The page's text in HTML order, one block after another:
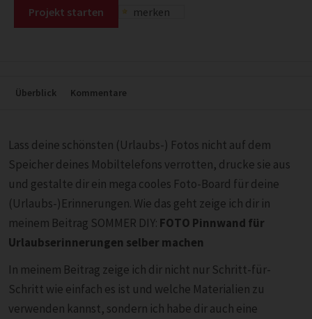
Projekt starten merken
Überblick Kommentare
Lass deine schönsten (Urlaubs-) Fotos nicht auf dem
Speicher deines Mobiltelefons verrotten, drucke sie aus
und gestalte dir ein mega cooles Foto-Board für deine
(Urlaubs-)Erinnerungen. Wie das geht zeige ich dir in
meinem Beitrag SOMMER DIY: FOTO Pinnwand für
Urlaubserinnerungen selber machen
In meinem Beitrag zeige ich dir nicht nur Schritt-für-
Schritt wie einfach es ist und welche Materialien zu
verwenden kannst, sondern ich habe dir auch eine